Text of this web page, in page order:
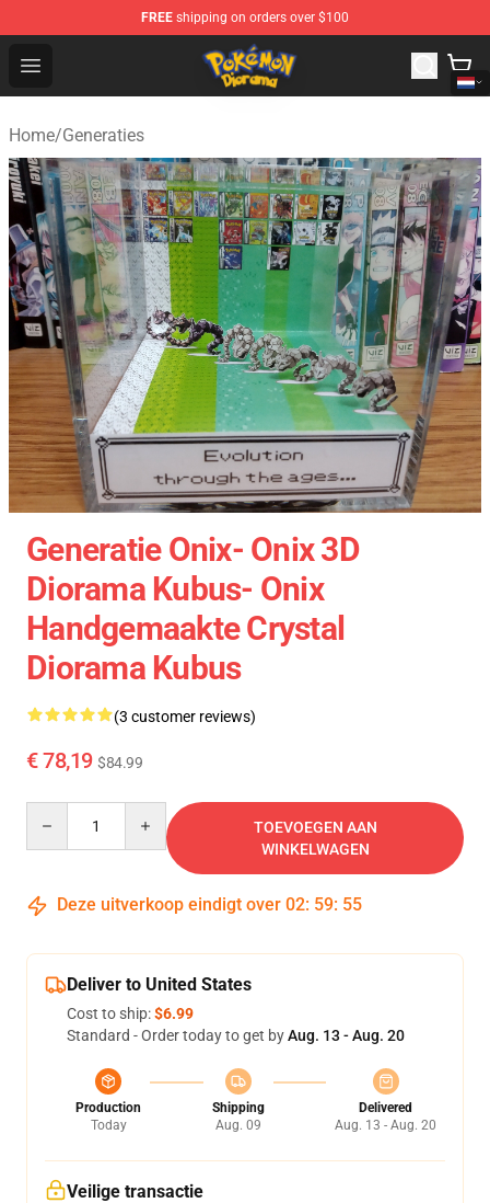
FREE shipping on orders over $100
Open menu
Pokemon Diorama Shop - The Best Store of Pokemon
Home/Generaties
Generatie Onix- Onix 3D
Diorama Kubus- Onix
Handgemaakte Crystal
Diorama Kubus
(3 customer reviews)
€ 78,19 $84.99
TOEVOEGEN AAN
WINKELWAGEN
Deze uitverkoop eindigt over 02: 59: 54
Deliver to United States
Cost to ship:$6.99
Standard - Order today to get byAug. 13 - Aug. 20
Production
Today
Shipping
Aug. 09
Delivered
Aug. 13 - Aug. 20
Veilige transactie